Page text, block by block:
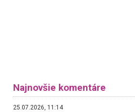
Najnovšie komentáre
25.07.2026, 11:14